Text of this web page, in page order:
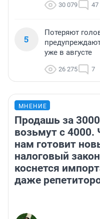
30 079 47
5
Потеряют
уже в августе
26 275 7
МНЕНИЕ
Продашь за
возьмут с 4000.
нам готовит
налоговый
коснется
даже